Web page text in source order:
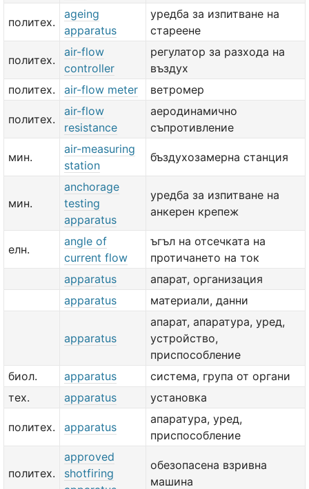
политех.
ageing
apparatus
уредба за изпитване на
стареене
политех.
air-flow
controller
регулатор за разхода на
въздух
политех.
air-flow meter ветромер
политех.
air-flow
resistance
аеродинамично
съпротивление
мин.
air-measuring
station
бъздухозамерна станция
мин.
anchorage
testing
apparatus
уредба за изпитване на
анкерен крепеж
елн.
angle of
current flow
ъгъл на отсечката на
протичането на ток
apparatus
апарат, организация
apparatus
материали, данни
apparatus
апарат, апаратура, уред,
устройство,
приспособление
биол.
apparatus
система, група от органи
тех.
apparatus установка
политех. apparatus
апаратура, уред,
приспособление
политех.
approved
shotfiring
обезопасена взривна
машина